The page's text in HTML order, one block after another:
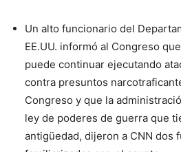
Un alto funcionario del
EE.UU. informó al Congreso
puede continuar ejecutando
contra presuntos
Congreso y que la
ley de poderes de guerra que
antigüedad, dijeron a CNN dos